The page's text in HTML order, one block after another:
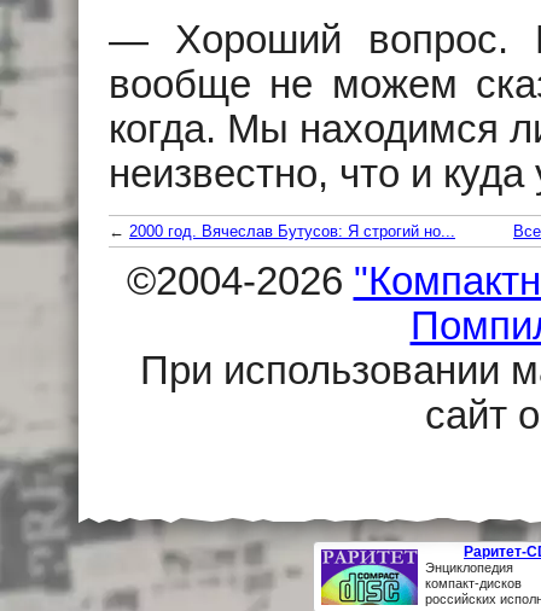
— Хороший вопрос.
вообще не можем
когда. Мы находимся
неизвестно, что и куда
← 2000 год. Вячеслав Бутусов: Я строгий но...
©2004-2026
При использовании
сайт
Раритет-
Энциклопедия
компакт-дисков
российских